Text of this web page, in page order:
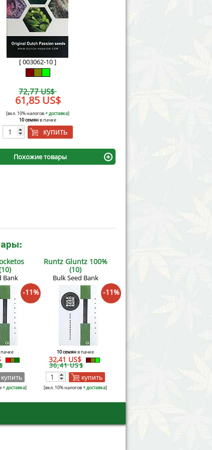
Victory Seeds
Vision Seeds
White Label Seeds
World of Seeds
CBD Industrial Hemp
[ 003062-10 ]
72,77 US$
61,85 US$
[вкл. 10% налогов+ доставка]
10 семянв пачке
купить
Похожие товары
Bank
-11%
купить
+ доставка]
Runtz Gluntz 100%
(10)
Bulk Seed Bank
-11%
10 семянв пачке
32,41 US$
36,41 US$
купить
[вкл. 10% налогов+ доставка]